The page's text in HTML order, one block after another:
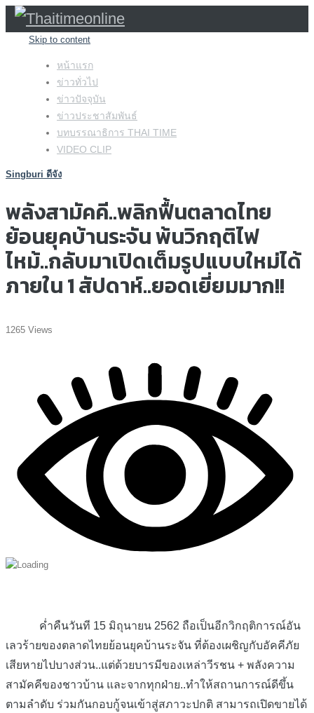
Skip to content
หน้าแรก
ข่าวทั่วไป
ข่าวปัจจุบัน
ข่าวประชาสัมพันธ์
บทบรรณาธิการ THAI TIME
VIDEO CLIP
Singburi ดีจัง
พลังสามัคคี..พลิกฟื้นตลาดไทย
ย้อนยุคบ้านระจัน พ้นวิกฤติไฟ
ไหม้..กลับมาเปิดเต็มรูปแบบใหม่ได้
ภายใน 1 สัปดาห์..ยอดเยี่ยมมาก!!
1265 Views
ค่ำคืนวันที 15 มิถุนายน 2562 ถือเป็นอีกวิกฤติการณ์อัน
เลวร้ายของตลาดไทยย้อนยุคบ้านระจัน ที่ต้องเผชิญกับอัคคีภัย
เสียหายไปบางส่วน..แต่ด้วยบารมีของเหล่าวีรชน + พลังความ
สามัคคีของชาวบ้าน และจากทุกฝ่าย..ทำให้สถานการณ์ดีขึ้น
ตามลำดับ ร่วมกันกอบกู้จนเข้าสู่สภาวะปกติ สามารถเปิดขายได้